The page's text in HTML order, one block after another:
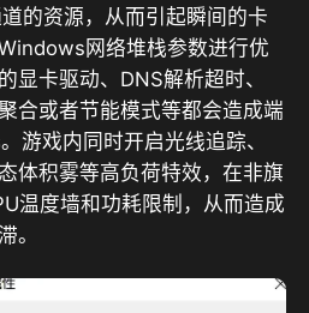
的资源，从而引起瞬间的卡
网络堆栈参数进行优
显卡驱动、DNS解析超时、
合或者节能模式等都会造成端
游戏内同时开启光线追踪、
体积雾等高负荷特效，在非旗
温度墙和功耗限制，从而造成
。